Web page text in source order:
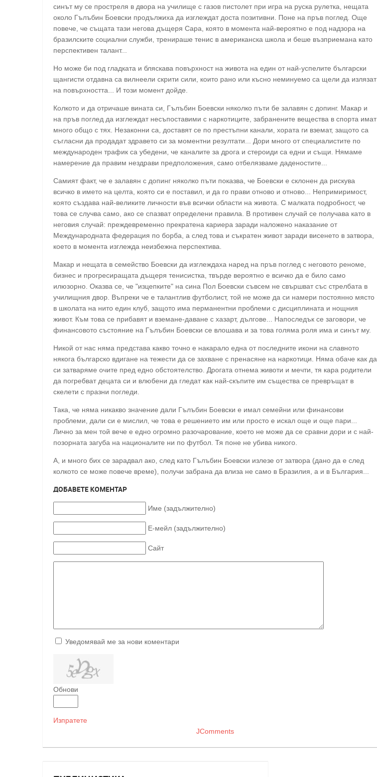
синът му се простреля в двора на училище с газов пистолет при игра на руска рулетка, нещата
около Гълъбин Боевски продължиха да изглеждат доста позитивни. Поне на пръв поглед. Още
повече, че същата тази негова дъщеря Сара, която в момента най-вероятно е под надзора на
бразилските социални служби, тренираше тенис в американска школа и беше възприемана като
перспективен талант...
Но може би под гладката и бляскава повърхност на живота на един от най-успелите български
щангисти отдавна са вилнеели скрити сили, които рано или късно неминуемо са щели да излязат
на повърхността... И този момент дойде.
Колкото и да отричаше вината си, Гълъбин Боевски няколко пъти бе залавян с допинг. Макар и
на пръв поглед да изглеждат несъпоставими с наркотиците, забранените вещества в спорта имат
много общо с тях. Незаконни са, доставят се по престъпни канали, хората ги вземат, защото са
съгласни да продадат здравето си за моментни резултати... Дори много от специалистите по
международен трафик са убедени, че каналите за дрога и стероиди са едни и същи. Нямаме
намерение да правим нездрави предположения, само отбелязваме даденостите...
Самият факт, че е залавян с допинг няколко пъти показва, че Боевски е склонен да рискува
всичко в името на целта, която си е поставил, и да го прави отново и отново... Непримиримост,
която създава най-великите личности във всички области на живота. С малката подробност, че
това се случва само, ако се спазват определени правила. В противен случай се получава като в
неговия случай: преждевременно прекратена кариера заради наложено наказание от
Международната федерация по борба, а след това и съкратен живот заради висенето в затвора,
което в момента изглежда неизбежна перспектива.
Макар и нещата в семейство Боевски да изглеждаха наред на пръв поглед с неговото реноме,
бизнес и прогресиращата дъщеря тенисистка, твърде вероятно е всичко да е било само
илюзорно. Оказва се, че "изцепките" на сина Пол Боевски съвсем не свършват със стрелбата в
училищния двор. Въпреки че е талантлив футболист, той не може да си намери постоянно място
в школата на нито един клуб, защото има перманентни проблеми с дисциплината и нощния
живот. Към това се прибавят и вземане-даване с хазарт, дългове... Напоследък се заговори, че
финансовото състояние на Гълъбин Боевски се влошава и за това голяма роля има и синът му.
Никой от нас няма представа какво точно е накарало една от последните икони на славното
някога българско вдигане на тежести да се захване с пренасяне на наркотици. Няма обаче как да
си затваряме очите пред едно обстоятелство. Дрогата отнема животи и мечти, тя кара родители
да погребват децата си и влюбени да гледат как най-скъпите им същества се превръщат в
скелети с празни погледи.
Така, че няма никакво значение дали Гълъбин Боевски е имал семейни или финансови
проблеми, дали си е мислил, че това е решението им или просто е искал още и още пари...
Лично за мен той вече е едно огромно разочарование, което не може да се сравни дори и с най-
позорната загуба на националите ни по футбол. Тя поне не убива никого.
А, и много бих се зарадвал ако, след като Гълъбин Боевски излезе от затвора (дано да е след
колкото се може повече време), получи забрана да влиза не само в Бразилия, а и в България...
ДОБАВЕТЕ КОМЕНТАР
Име (задължително)
Е-мейл (задължително)
Сайт
Уведомявай ме за нови коментари
Обнови
Изпратете
JComments